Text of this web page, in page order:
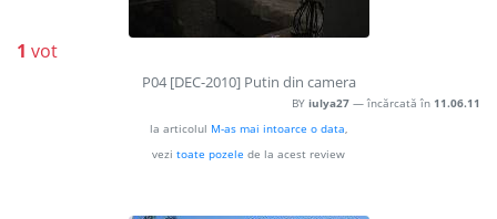
1 vot
P04 [DEC-2010] Putin din camera
BY iulya27 — încărcată în 11.06.11
la articolul M-as mai intoarce o data,
vezi toate pozele de la acest review